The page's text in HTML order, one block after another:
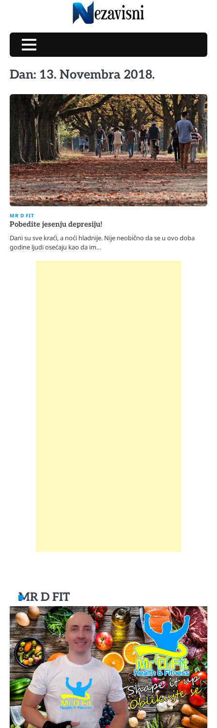
Dan: 13. Novembra 2018.
MR D FIT
Pobedite jesenju depresiju!
Dani su sve kraći, a noći hladnije. Nije neobično da se u ovo doba
godine ljudi osećaju kao da im…
MR D FIT